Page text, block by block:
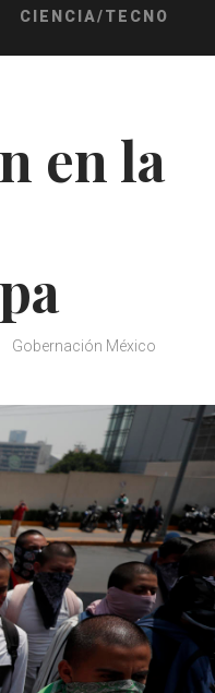
CIENCIA/TECNO
en la
Gobernación México